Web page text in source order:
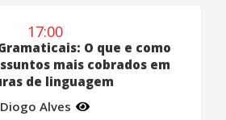
17:00
O que e como
mais cobrados em
de linguagem
Diogo Alves